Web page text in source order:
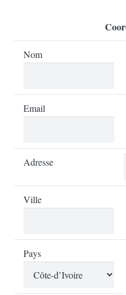
Nom
Email
Adresse
Ville
Pays